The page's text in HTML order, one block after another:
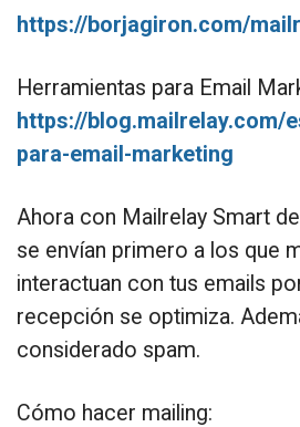
https://borjagiron.com/
Herramientas para Email
https://blog.mailrelay.com/
para-email-marketing
Ahora con Mailrelay Smart
se envían primero a los que
interactuan con tus emails
recepción se optimiza.
considerado spam.
Cómo hacer mailing: